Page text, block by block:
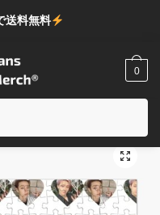
送料無料
0
🔍